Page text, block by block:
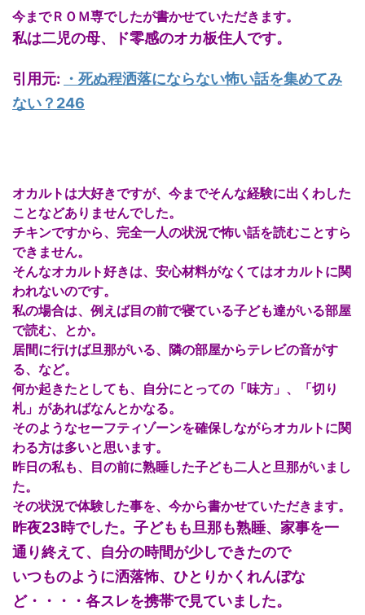
今までＲＯＭ専でしたが書かせていただきます。
私は二児の母、ド零感のオカ板住人です。
引用元: ・ 死ぬ程洒落にならない怖い話を集めてみ
ない？246
オカルトは大好きですが、今までそんな経験に出くわした
ことなどありませんでした。
チキンですから、完全一人の状況で怖い話を読むことすら
できません。
そんなオカルト好きは、安心材料がなくてはオカルトに関
われないのです。
私の場合は、例えば目の前で寝ている子ども達がいる部屋
で読む、とか。
居間に行けば旦那がいる、隣の部屋からテレビの音がす
る、など。
何か起きたとしても、自分にとっての「味方」、「切り
札」があればなんとかなる。
そのようなセーフティゾーンを確保しながらオカルトに関
わる方は多いと思います。
昨日の私も、目の前に熟睡した子ども二人と旦那がいまし
た。
その状況で体験した事を、今から書かせていただきます。
昨夜23時でした。子どもも旦那も熟睡、家事を一
通り終えて、自分の時間が少しできたので
いつものように洒落怖、ひとりかくれんぼな
ど・・・・各スレを携帯で見ていました。